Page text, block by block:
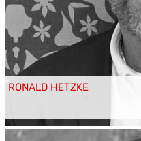
RONALD HETZKE